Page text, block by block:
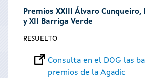
Premios XXIII Álvaro Cunqueiro,
y XII Barriga Verde
RESUELTO
Consulta en el DOG las
premios de la Agadic